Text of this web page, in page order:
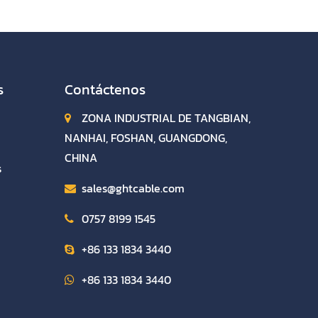
Contáctenos
ZONA INDUSTRIAL DE TANGBIAN,
NANHAI, FOSHAN, GUANGDONG,
CHINA
sales@ghtcable.com
0757 8199 1545
+86 133 1834 3440
+86 133 1834 3440